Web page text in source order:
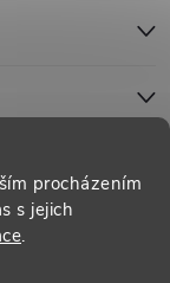
procházením
s jejich
.